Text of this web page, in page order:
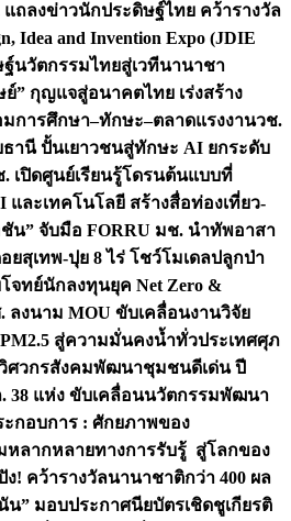
แถลงข่าวนักประดิษฐ์ไทย คว้ารางวัล
Idea and Invention Expo (JDIE
นวัตกรรมไทยสู่เวทีนานาชา
” กุญแจสู่อนาคตไทย เร่งสร้าง
มการศึกษา–ทักษะ–ตลาดแรงงานวช.
านี ปั้นเยาวชนสู่ทักษะ AI ยกระดับ
. เปิดศูนย์เรียนรู้โดรนต้นแบบที่
ละเทคโนโลยี สร้างสื่อท่องเที่ยว-
ชัน” จับมือ FORRU มช. นำทัพอาสา
ยสุเทพ-ปุย 8 ไร่ โชว์โมเดลปลูกป่า
จทย์นักลงทุนยุค Net Zero &
ลงนาม MOU ขับเคลื่อนงานวิจัย
สู่ความมั่นคงน้ำทั่วประเทศศุภ
ศวกรสังคมพัฒนาชุมชนดีเด่น ปี
38 แห่ง ขับเคลื่อนนวัตกรรมพัฒนา
ะกอบการ : ศักยภาพของ
หลากหลายทางการรับรู้ สู่โลกของ
! คว้ารางวัลนานาชาติกว่า 400 ผล
น” มอบประกาศนียบัตรเชิดชูเกียรติ